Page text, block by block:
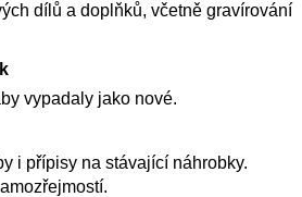
dílů a doplňků, včetně gravírování
vypadaly jako nové.
i přípisy na stávající náhrobky.